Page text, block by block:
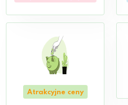
Atrakcyjne ceny